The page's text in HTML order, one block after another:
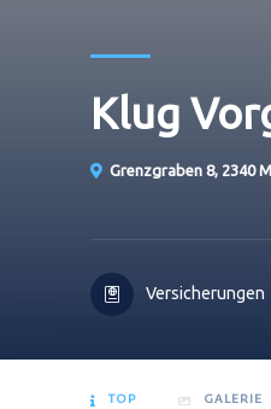
Klug
Grenzgraben 8, 2340
Versicherungen
TOP GALERIE